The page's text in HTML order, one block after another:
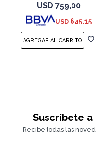
USD 759,00
USD 645,15
Suscríbete
Recibe todas las